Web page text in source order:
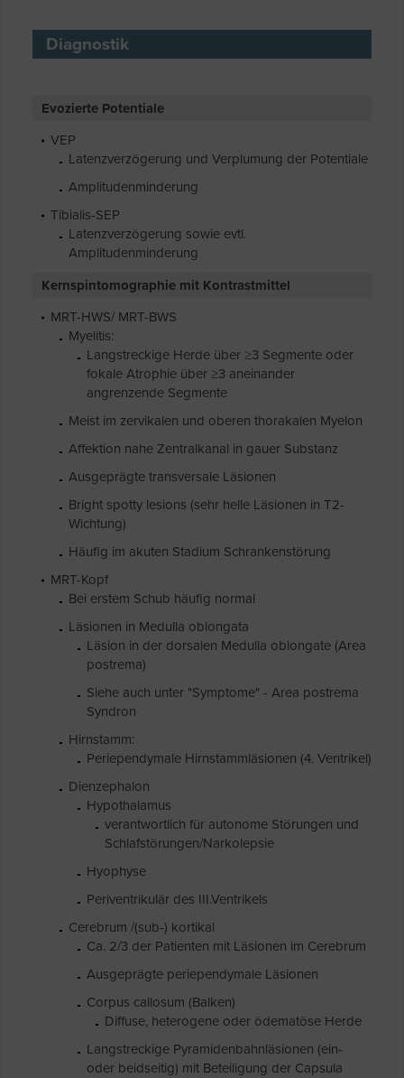
Diagnostik
Evozierte Potentiale
VEP
Latenzverzögerung und Verplumung der Potentiale
Amplitudenminderung
Tibialis-SEP
Latenzverzögerung sowie evtl.
Amplitudenminderung
Kernspintomographie mit Kontrastmittel
MRT-HWS/ MRT-BWS
Myelitis:
Langstreckige Herde über ≥3 Segmente oder
fokale Atrophie über ≥3 aneinander
angrenzende Segmente
Meist im zervikalen und oberen thorakalen Myelon
Affektion nahe Zentralkanal in gauer Substanz
Ausgeprägte transversale Läsionen
Bright spotty lesions (sehr helle Läsionen in T2-
Wichtung)
Häufig im akuten Stadium Schrankenstörung
MRT-Kopf
Bei erstem Schub häufig normal
Läsionen in Medulla oblongata
Läsion in der dorsalen Medulla oblongate (Area
postrema)
Siehe auch unter "Symptome" - Area postrema
Syndron
Hirnstamm:
Periependymale Hirnstammläsionen (4. Ventrikel)
Dienzephalon
Hypothalamus
verantwortlich für autonome Störungen und
Schlafstörungen/Narkolepsie
Hyophyse
Periventrikulär des III.Ventrikels
Cerebrum /(sub-) kortikal
Ca. 2/3 der Patienten mit Läsionen im Cerebrum
Ausgeprägte periependymale Läsionen
Corpus callosum (Balken)
Diffuse, heterogene oder ödematöse Herde
Langstreckige Pyramidenbahnläsionen (ein-
oder beidseitig) mit Beteiligung der Capsula